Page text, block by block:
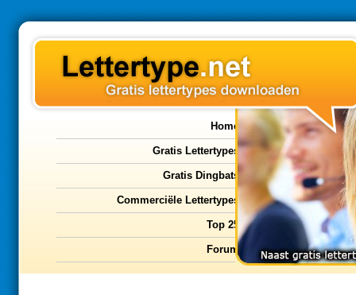
Home
Gratis Lettertypes
Gratis Dingbats
Commerciële Lettertypes
Top 25
Forum